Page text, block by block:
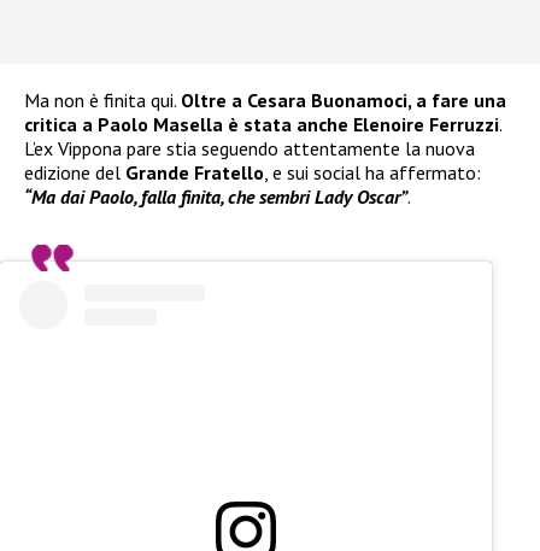
Ma non è finita qui. Oltre a Cesara Buonamoci, a fare una
critica a Paolo Masella è stata anche Elenoire Ferruzzi.
L’ex Vippona pare stia seguendo attentamente la nuova
edizione del Grande Fratello, e sui social ha affermato:
“Ma dai Paolo, falla finita, che sembri Lady Oscar”.